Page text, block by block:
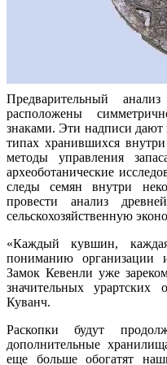
Предварительный
расположены
знаками. Эти надписи
типах хранившихся
методы управления
археоботанические
следы семян внутри
провести анализ
сельскохозяйственную
«Каждый кувшин,
пониманию организации
Замок Кевенли уже
значительных
Куванч.
Раскопки будут
дополнительные
еще больше обогатят